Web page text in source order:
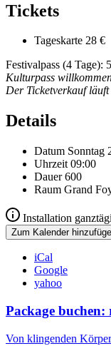
Tickets
Tageskarte 28 €
Festivalpass (4 Tage):
Kulturpass
Der Ticketverkauf läuft
Details
Datum Sonntag
Uhrzeit 09:00
Dauer 600
Raum Grand
Installation
Zum Kalender
iCal
Google
yahoo
Package
Von klingenden